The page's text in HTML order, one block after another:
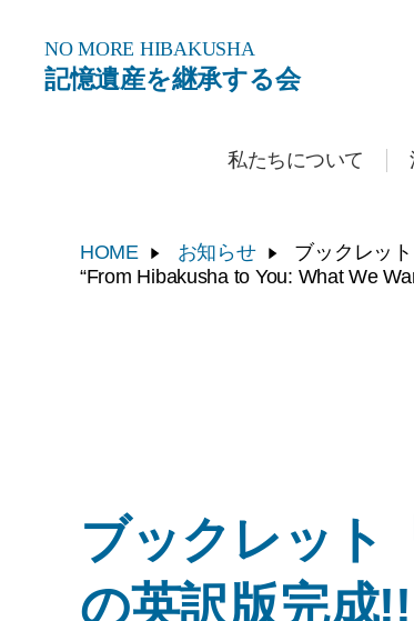
NO MORE HIBAKUSHA
記憶遺産を継承する会
私たちについて
HOME お知らせ
ブックレッ
“From Hibakusha to You: What We
ブックレット
の英訳版完成